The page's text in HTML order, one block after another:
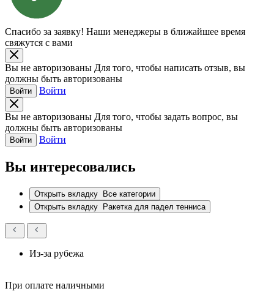
Спасибо за заявку! Наши менеджеры в ближайшее время
свяжутся с вами
Вы не авторизованы Для того, чтобы написать отзыв, вы
должны быть авторизованы
Войти Войти
Вы не авторизованы Для того, чтобы задать вопрос, вы
должны быть авторизованы
Войти Войти
Вы интересовались
Открыть вкладку
Все категории
Открыть вкладку
Ракетка для падел тенниса
Из-за рубежа
При оплате наличными